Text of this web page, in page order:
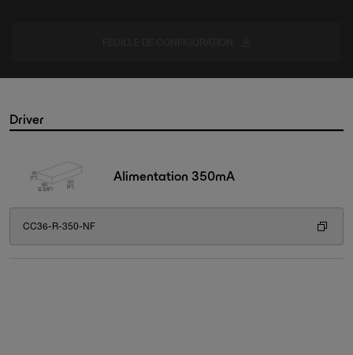
Driver
Alimentation 350mA
CC36-R-350-NF